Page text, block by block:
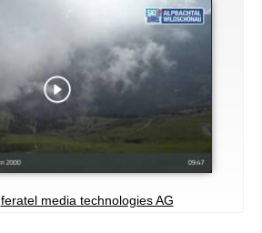
feratel media technologies AG